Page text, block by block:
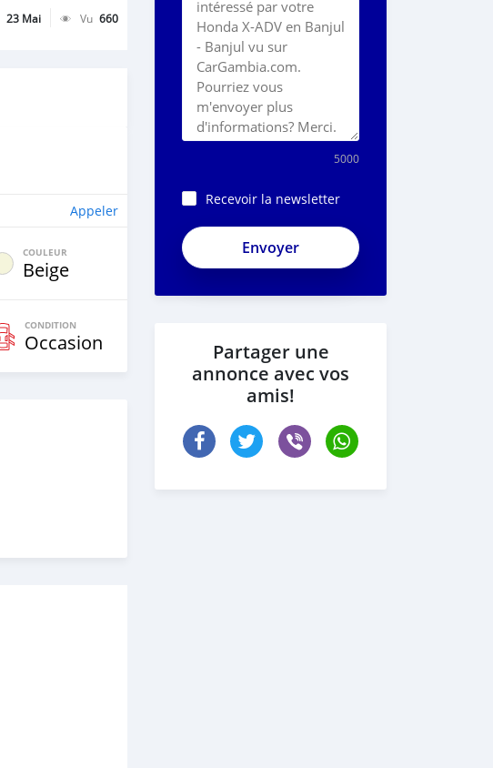
23 Mai Vu 660
Appeler
COULEUR
Beige
CONDITION
Occasion
5000
Recevoir la newsletter
Partager une
annonce avec vos
amis!